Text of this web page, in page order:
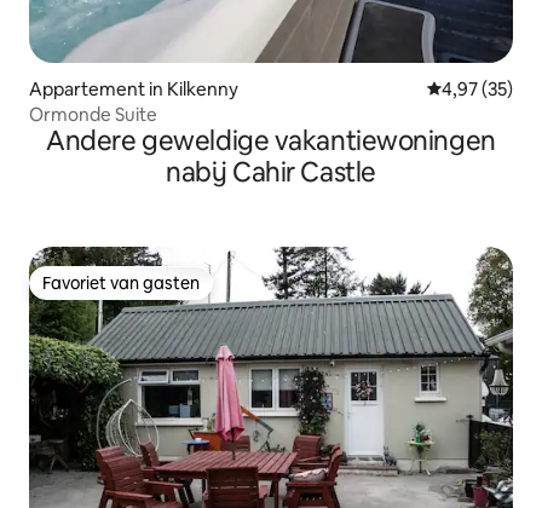
Appartement in Kilkenny Gemiddelde
4,97 (35)
Ormonde Suite
Andere geweldige vakantiewoningen
nabij Cahir Castle
Favoriet van gasten
Favoriet van gasten